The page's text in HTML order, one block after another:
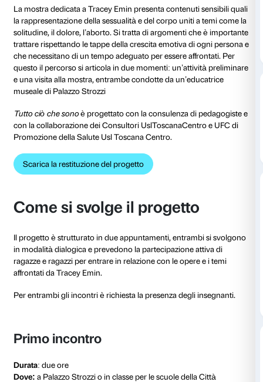
dal 16 marzo 2025
al 20 luglio 2025
In occasione della mostra
Strozzi propone il progettoTutto ciò che sono, un
riservato alle classi terze, quarte e quinte della
secondo gradoper parlare di Tracey Emin, di corpi
autorappresentazione.
la rappresentazione della sessualità e del corpo uniti
solitudine, il dolore, l’aborto. Si tratta di argomenti
trattare rispettando le tappe della crescita emotiva
che necessitano di un tempo adeguato per essere
questo il percorso si articola in due momenti:
museale di Palazzo Strozzi
con la collaborazione dei Consultori